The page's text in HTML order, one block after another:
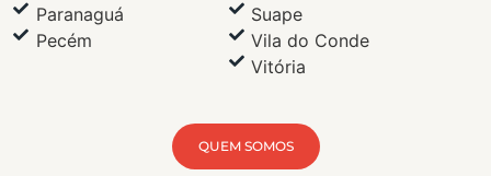
Paranaguá
Pecém
Suape
Vila do Conde
Vitória
QUEM SOMOS